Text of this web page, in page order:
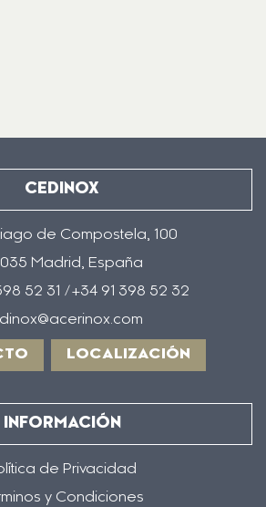
CEDINOX
de Compostela, 100
Madrid, España
52 31 /+34 91 398 52 32
LOCALIZACIÓN
INFORMACIÓN
de Privacidad
y Condiciones